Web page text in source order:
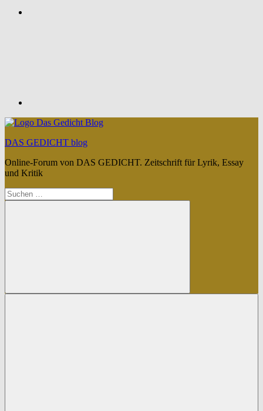
DAS GEDICHT blog
Online-Forum von DAS GEDICHT. Zeitschrift für Lyrik, Essay
und Kritik
Suchen
nach:
Suchen